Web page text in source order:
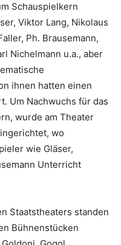
Schauspielkern
Viktor Lang, Nikolaus
Ph. Brausemann,
Nichelmann u.a., aber
ihnen hatten einen
Um Nachwuchs für das
wurde am Theater
wo
wie Gläser,
Unterricht
Staatstheaters standen
Bühnenstücken